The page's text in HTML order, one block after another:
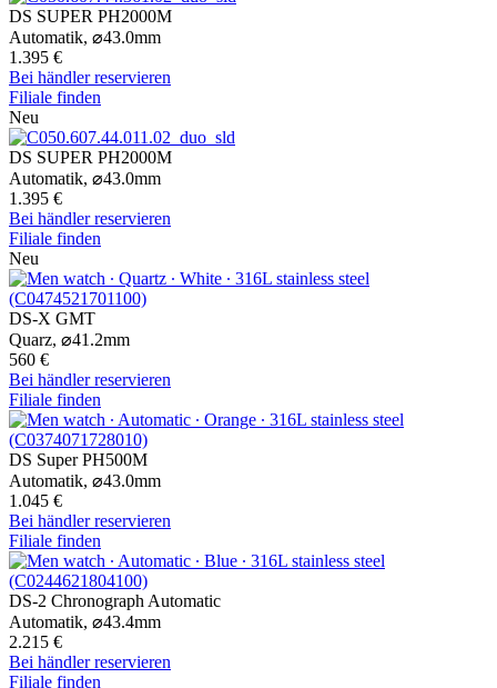
DS SUPER PH2000M
Automatik, ⌀43.0mm
1.395 €
Bei händler reservieren
Filiale finden
Neu
DS SUPER PH2000M
Automatik, ⌀43.0mm
1.395 €
Bei händler reservieren
Filiale finden
Neu
DS-X GMT
Quarz, ⌀41.2mm
560 €
Bei händler reservieren
Filiale finden
DS Super PH500M
Automatik, ⌀43.0mm
1.045 €
Bei händler reservieren
Filiale finden
DS-2 Chronograph Automatic
Automatik, ⌀43.4mm
2.215 €
Bei händler reservieren
Filiale finden